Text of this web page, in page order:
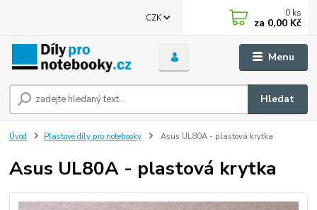
Menu
CZK
Hledat
0 ks
za 0,00 Kč
Úvod Plastové díly pro notebooky Asus UL80A - plastová krytka
Asus UL80A - plastová krytka